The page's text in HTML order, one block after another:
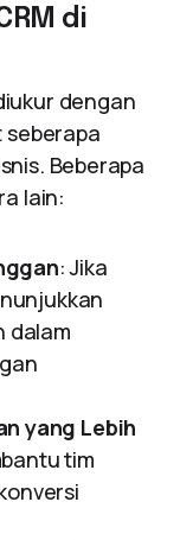
di
dengan
seberapa
Beberapa
lain:
: Jika
dalam
yang Lebih
tim